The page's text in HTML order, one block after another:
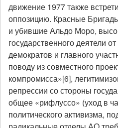
движение 1977 также
оппозицию. Красные
и убившие Альдо Моро,
государственного деятели
демократов и главного
поводу из совместного
компромисса»[6],
репрессии со стороны
общее «рифлуссо» (уход в
политического активизма,